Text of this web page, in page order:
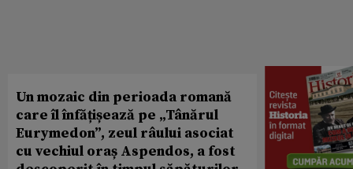
Un mozaic din perioada romană
care îl înfățișează pe „Tânărul
Eurymedon”, zeul râului asociat
cu vechiul oraș Aspendos, a fost